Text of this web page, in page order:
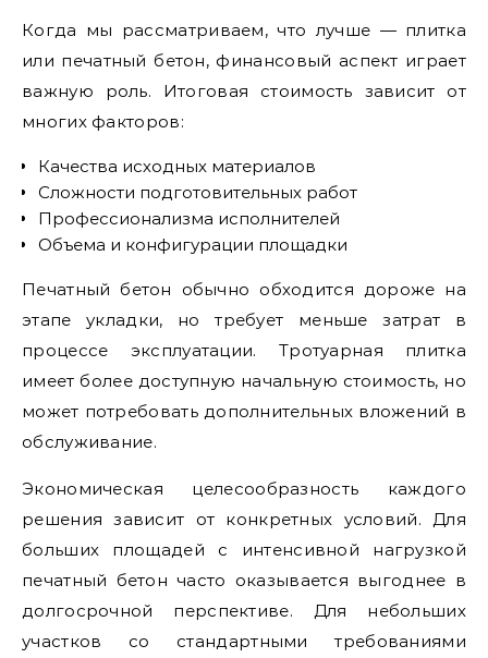
Когда мы рассматриваем, что лучше — плитка
или печатный бетон, финансовый аспект играет
важную роль. Итоговая стоимость зависит от
многих факторов:
Качества исходных материалов
Сложности подготовительных работ
Профессионализма исполнителей
Объема и конфигурации площадки
Печатный бетон обычно обходится дороже на
этапе укладки, но требует меньше затрат в
процессе эксплуатации. Тротуарная плитка
имеет более доступную начальную стоимость, но
может потребовать дополнительных вложений в
обслуживание.
Экономическая целесообразность каждого
решения зависит от конкретных условий. Для
больших площадей с интенсивной нагрузкой
печатный бетон часто оказывается выгоднее в
долгосрочной перспективе. Для небольших
участков со стандартными требованиями